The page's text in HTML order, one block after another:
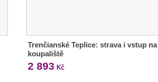
Trenčianské Teplice: strava i vstup na
koupaliště
2 893 Kč